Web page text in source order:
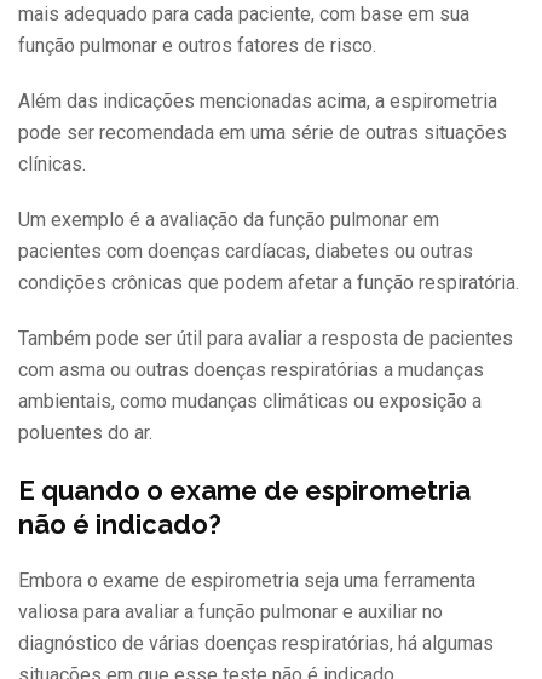
mais adequado para cada paciente, com base em sua
função pulmonar e outros fatores de risco.
Além das indicações mencionadas acima, a espirometria
pode ser recomendada em uma série de outras situações
clínicas.
Um exemplo é a avaliação da função pulmonar em
pacientes com doenças cardíacas, diabetes ou outras
condições crônicas que podem afetar a função respiratória.
Também pode ser útil para avaliar a resposta de pacientes
com asma ou outras doenças respiratórias a mudanças
ambientais, como mudanças climáticas ou exposição a
poluentes do ar.
E quando o exame de espirometria
não é indicado?
Embora o exame de espirometria seja uma ferramenta
valiosa para avaliar a função pulmonar e auxiliar no
diagnóstico de várias doenças respiratórias, há algumas